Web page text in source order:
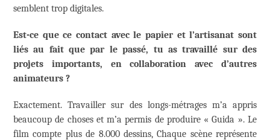
semblent trop digitales.
Est-ce que ce contact avec le papier et l’artisanat sont
liés au fait que par le passé, tu as travaillé sur des
projets importants, en collaboration avec d’autres
animateurs ?
Exactement. Travailler sur des longs-métrages m’a appris
beaucoup de choses et m’a permis de produire « Guida ». Le
film compte plus de 8.000 dessins, Chaque scène représente